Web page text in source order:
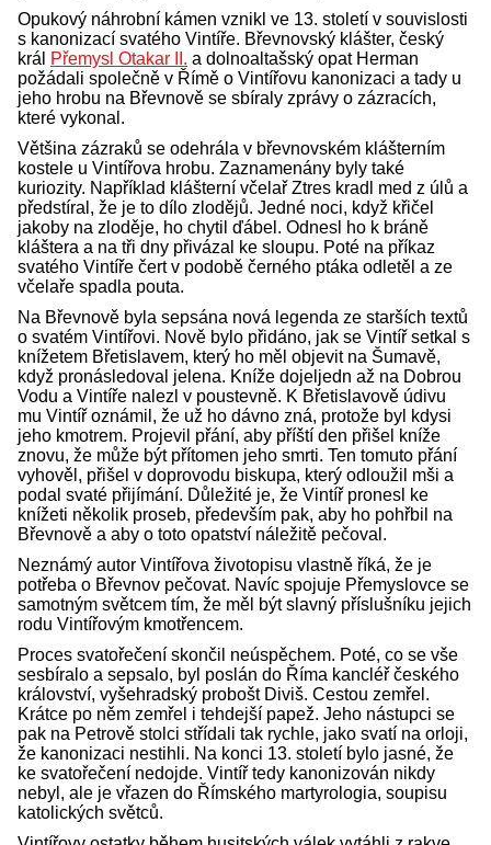
Opukový náhrobní kámen vznikl ve 13. století v souvislosti
s kanonizací svatého Vintíře. Břevnovský klášter, český
král
Přemysl Otakar II. a dolnoaltašský opat Herman
požádali společně v Římě o Vintířovu kanonizaci a tady u
jeho hrobu na Břevnově se sbíraly zprávy o zázracích,
které vykonal.
Většina zázraků se odehrála v břevnovském klášterním
kostele u Vintířova hrobu. Zaznamenány byly také
kuriozity. Například klášterní včelař Ztres kradl med z úlů a
předstíral, že je to dílo zlodějů. Jedné noci, když křičel
jakoby na zloděje, ho chytil ďábel. Odnesl ho k bráně
kláštera a na tři dny přivázal ke sloupu. Poté na příkaz
svatého Vintíře čert v podobě černého ptáka odletěl a ze
včelaře spadla pouta.
Na Břevnově byla sepsána nová legenda ze starších textů
o svatém Vintířovi. Nově bylo přidáno, jak se Vintíř setkal s
knížetem Břetislavem, který ho měl objevit na Šumavě,
když pronásledoval jelena. Kníže dojeljedn až na Dobrou
Vodu a Vintíře nalezl v poustevně. K Břetislavově údivu
mu Vintíř oznámil, že už ho dávno zná, protože byl kdysi
jeho kmotrem. Projevil přání, aby příští den přišel kníže
znovu, že může být přítomen jeho smrti. Ten tomuto přání
vyhověl, přišel v doprovodu biskupa, který odloužil mši a
podal svaté přijímání. Důležité je, že Vintíř pronesl ke
knížeti několik proseb, především pak, aby ho pohřbil na
Břevnově a aby o toto opatství náležitě pečoval.
Neznámý autor Vintířova životopisu vlastně říká, že je
potřeba o Břevnov pečovat. Navíc spojuje Přemyslovce se
samotným světcem tím, že měl být slavný příslušníku jejich
rodu Vintířovým kmotřencem.
Proces svatořečení skončil neúspěchem. Poté, co se vše
sesbíralo a sepsalo, byl poslán do Říma kancléř českého
království, vyšehradský probošt Diviš. Cestou zemřel.
Krátce po něm zemřel i tehdejší papež. Jeho nástupci se
pak na Petrově stolci střídali tak rychle, jako svatí na orloji,
že kanonizaci nestihli. Na konci 13. století bylo jasné, že
ke svatořečení nedojde. Vintíř tedy kanonizován nikdy
nebyl, ale je vřazen do Římského martyrologia, soupisu
katolických světců.